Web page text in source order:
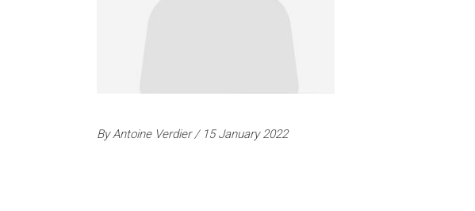
ByAntoine Verdier 15 January 2022